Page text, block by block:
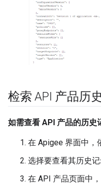
检索 API 产品历
如需查看 API 产品的历史
在 Apigee 界面中，
选择要查看其历史记
在 API 产品页面中